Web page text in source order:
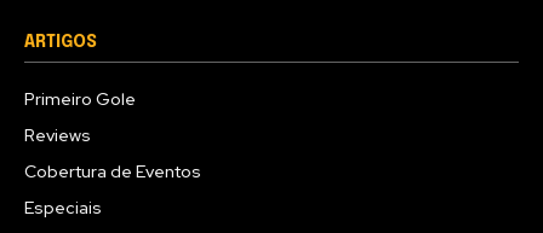
ARTIGOS
Primeiro Gole
Reviews
Cobertura de Eventos
Especiais